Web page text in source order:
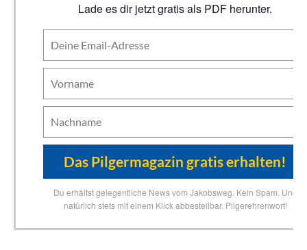
Lade es dir jetzt gratis als PDF herunter.
Du erhältst gelegentliche News vom Jakobsweg. Kein Spam. Und
natürlich stets mit einem Klick abbestellbar. Pilgerehrenwort!